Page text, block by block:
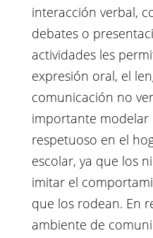
interacción verbal,
debates o
actividades les
expresión oral, el
comunicación no
importante modelar
respetuoso en el
escolar, ya que los
imitar el
que los rodean. En
ambiente de